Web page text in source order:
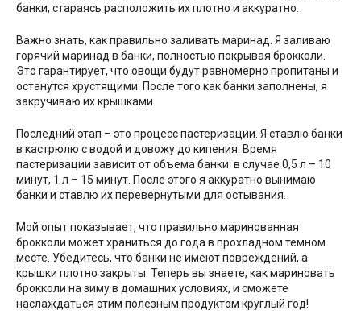
банки, стараясь расположить их плотно и аккуратно.
Важно знать, как правильно заливать маринад. Я заливаю
горячий маринад в банки, полностью покрывая брокколи.
Это гарантирует, что овощи будут равномерно пропитаны и
останутся хрустящими. После того как банки заполнены, я
закручиваю их крышками.
Последний этап – это процесс пастеризации. Я ставлю банки
в кастрюлю с водой и довожу до кипения. Время
пастеризации зависит от объема банки: в случае 0,5 л – 10
минут, 1 л – 15 минут. После этого я аккуратно вынимаю
банки и ставлю их перевернутыми для остывания.
Мой опыт показывает, что правильно маринованная
брокколи может храниться до года в прохладном темном
месте. Убедитесь, что банки не имеют повреждений, а
крышки плотно закрыты. Теперь вы знаете, как мариновать
брокколи на зиму в домашних условиях, и сможете
наслаждаться этим полезным продуктом круглый год!